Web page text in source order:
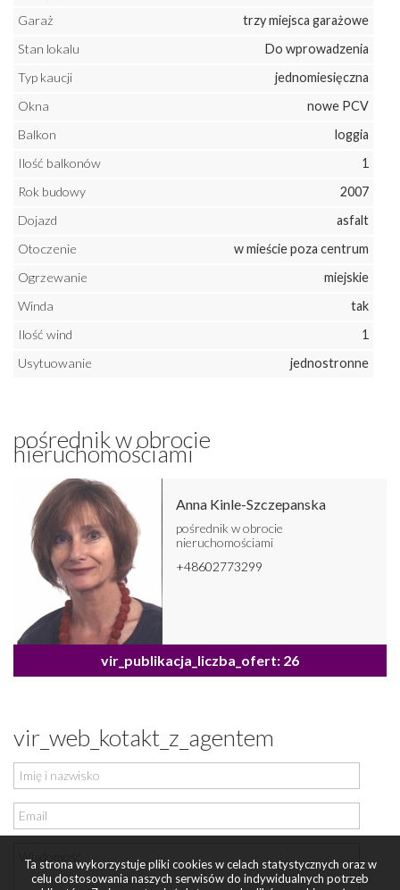
Garaż
trzy miejsca garażowe
Stan lokalu
Do wprowadzenia
Typ kaucji
jednomiesięczna
Okna
nowe PCV
Balkon
loggia
Ilość balkonów
1
Rok budowy
2007
Dojazd
asfalt
Otoczenie
w mieście poza centrum
Ogrzewanie
miejskie
Winda
tak
Ilość wind
1
Usytuowanie
jednostronne
pośrednik w obrocie
nieruchomościami
Anna Kinle-Szczepanska
pośrednik w obrocie
nieruchomościami
+48602773299
vir_publikacja_liczba_ofert: 26
vir_web_kotakt_z_agentem
Ta strona wykorzystuje pliki cookies w celach statystycznych oraz w
celu dostosowania naszych serwisów do indywidualnych potrzeb